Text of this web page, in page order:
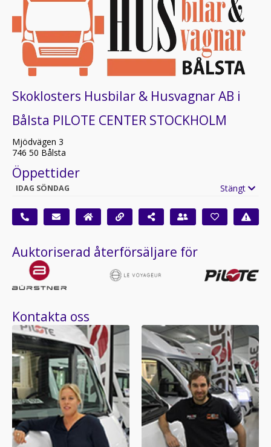
Skoklosters Husbilar & Husvagnar AB i
Bålsta PILOTE CENTER STOCKHOLM
Mjödvägen 3
746 50 Bålsta
Öppettider
IDAG SÖNDAG Stängt
Auktoriserad återförsäljare för
Kontakta oss